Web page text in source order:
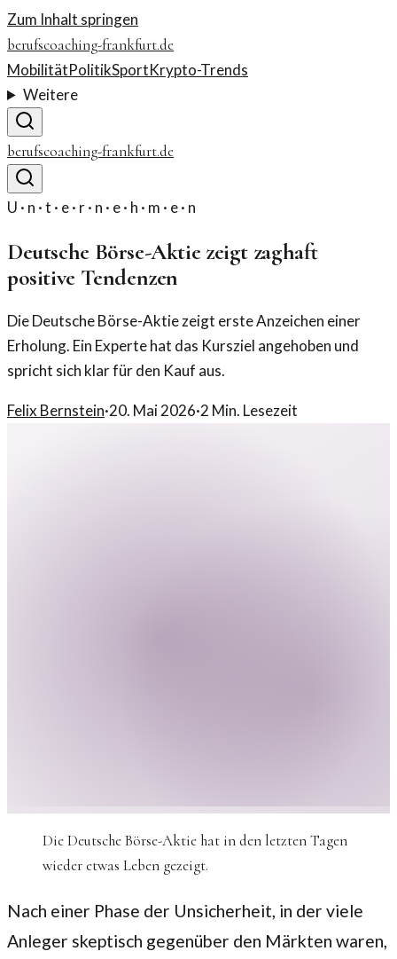
Zum Inhalt springen
berufscoaching-frankfurt.de
MobilitätPolitikSportKrypto-Trends
Weitere
berufscoaching-frankfurt.de
U · n · t · e · r · n · e · h · m · e · n
Deutsche Börse-Aktie zeigt zaghaft
positive Tendenzen
Die Deutsche Börse-Aktie zeigt erste Anzeichen einer
Erholung. Ein Experte hat das Kursziel angehoben und
spricht sich klar für den Kauf aus.
Felix Bernstein·20. Mai 2026·2 Min. Lesezeit
Die Deutsche Börse-Aktie hat in den letzten Tagen
wieder etwas Leben gezeigt.
Nach einer Phase der Unsicherheit, in der viele
Anleger skeptisch gegenüber den Märkten waren,